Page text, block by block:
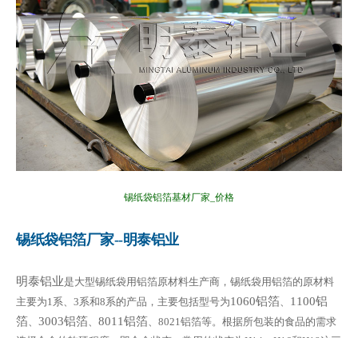
锡纸袋铝箔基材厂家_价格
锡纸袋铝箔厂家--明泰铝业
明泰铝业是大型锡纸袋用铝箔原材料生产商，锡纸袋用铝箔的原材料
主要为1系、3系和8系的产品，主要包括型号为1060铝箔、 1100铝
箔、 3003铝箔、 8011铝箔、8021铝箔等。根据所包装的食品的需求